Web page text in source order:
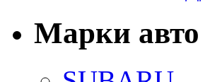
Марки авто